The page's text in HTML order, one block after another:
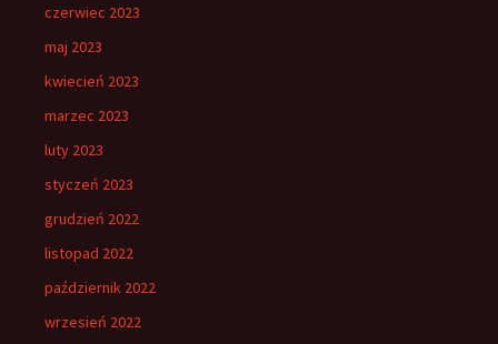
czerwiec 2023
maj 2023
kwiecień 2023
marzec 2023
luty 2023
styczeń 2023
grudzień 2022
listopad 2022
październik 2022
wrzesień 2022